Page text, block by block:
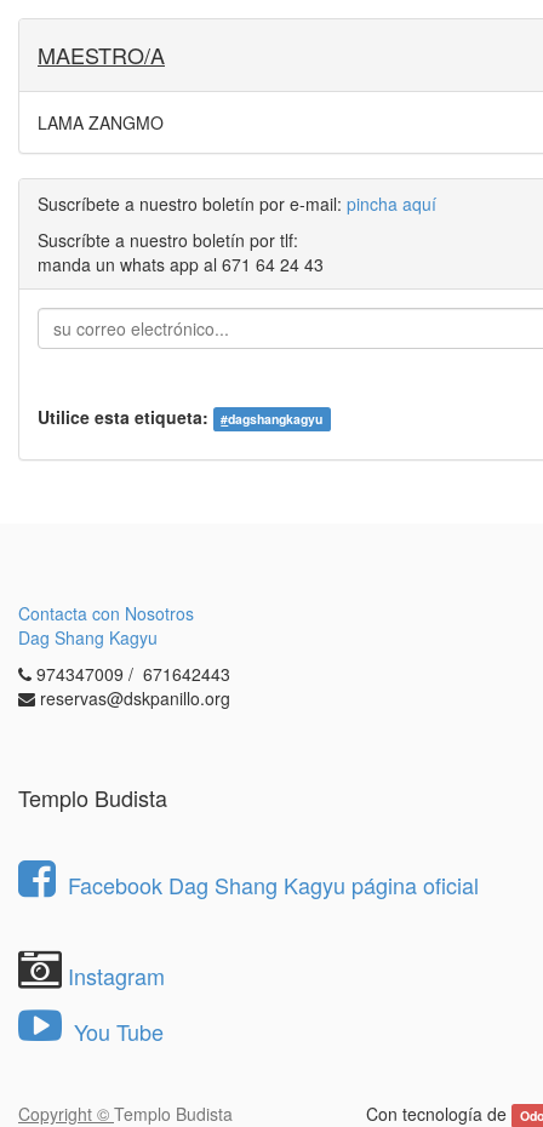
MAESTRO/A
LAMA ZANGMO
Suscríbete a nuestro boletín por e-mail: pincha aquí
Suscríbte a nuestro boletín por tlf:
manda un whats app al 671 64 24 43
Utilice esta etiqueta: #dagshangkagyu
Contacta con Nosotros
Dag Shang Kagyu
974347009 / 671642443
reservas@dskpanillo.org
Templo Budista
Facebook Dag Shang Kagyu página oficial
Instagram
You Tube
Con tecnología de
Copyright © Templo Budista